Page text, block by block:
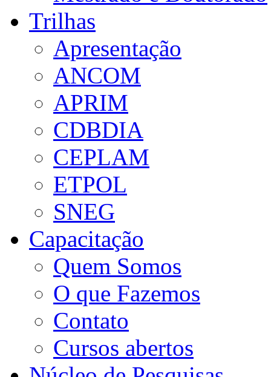
Trilhas
Apresentação
ANCOM
APRIM
CDBDIA
CEPLAM
ETPOL
SNEG
Capacitação
Quem Somos
O que Fazemos
Contato
Cursos abertos